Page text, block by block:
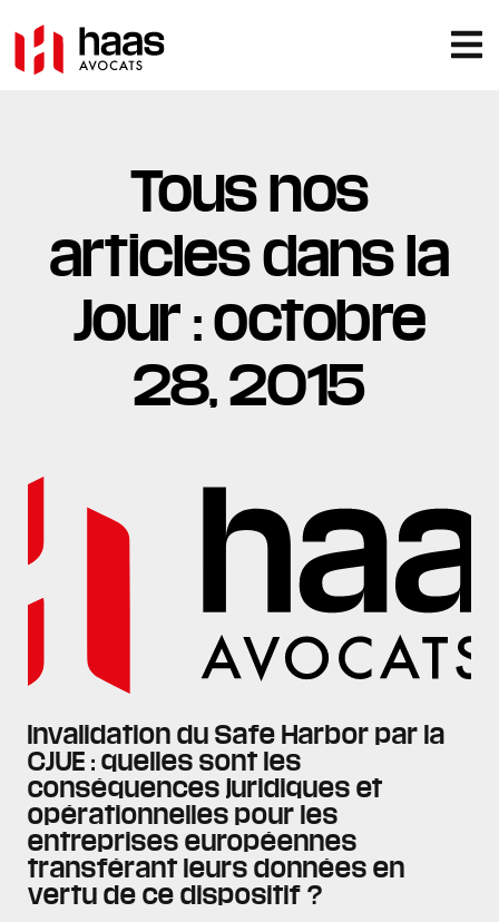
Tous nos
articles dans la
Jour : octobre
28, 2015
Invalidation du Safe Harbor par la
CJUE : quelles sont les
conséquences juridiques et
opérationnelles pour les
entreprises européennes
transférant leurs données en
vertu de ce dispositif ?